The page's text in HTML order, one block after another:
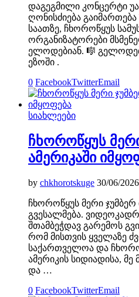
დაგეგმილი კონცერტი
ღონისძიება გაიმართება
საათზე, ჩხოროწყუს
ორგანიზატორები
ელოდებიან. 🎼
ეზოში .
0 FacebookTwitterEmail
სიახლეები
ჩხოროწყუს
ამერიკაში
by chkhorotskuge 30/06/2026
ჩხოროწყუს მერი
გვესალმება.
შთამბეჭდავ გარემოს
რომ მისთვის ყველაზე
საქართველოა და
ამერიკის სიდიადისა,
და …
0 FacebookTwitterEmail